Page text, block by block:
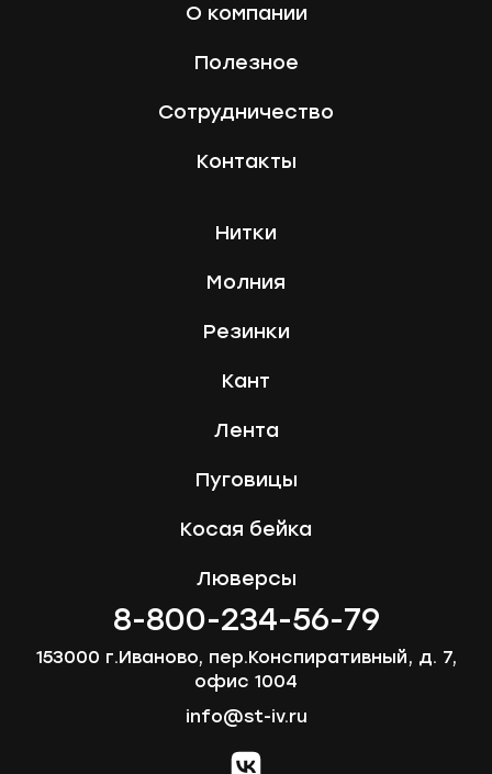
О компании
Полезное
Сотрудничество
Контакты
Нитки
Молния
Резинки
Кант
Лента
Пуговицы
Косая бейка
Люверсы
8-800-234-56-79
153000 г.Иваново, пер.Конспиративный, д. 7,
офис 1004
info@st-iv.ru
vk.com